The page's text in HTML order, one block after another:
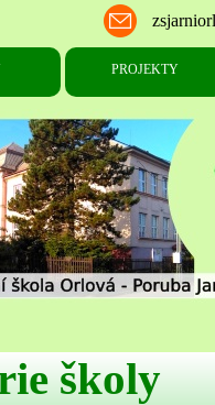
školy